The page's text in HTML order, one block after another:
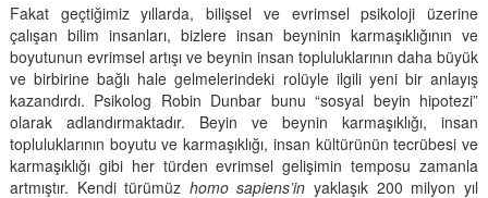
Fakat geçtiğimiz yıllarda, bilişsel ve evrimsel psikoloji üzerine
çalışan bilim insanları, bizlere insan beyninin karmaşıklığının ve
boyutunun evrimsel artışı ve beynin insan topluluklarının daha büyük
ve birbirine bağlı hale gelmelerindeki rolüyle ilgili yeni bir anlayış
kazandırdı. Psikolog Robin Dunbar bunu “sosyal beyin hipotezi”
olarak adlandırmaktadır. Beyin ve beynin karmaşıklığı, insan
topluluklarının boyutu ve karmaşıklığı, insan kültürünün tecrübesi ve
karmaşıklığı gibi her türden evrimsel gelişimin temposu zamanla
artmıştır. Kendi türümüz homo sapiens’inyaklaşık 200 milyon yıl